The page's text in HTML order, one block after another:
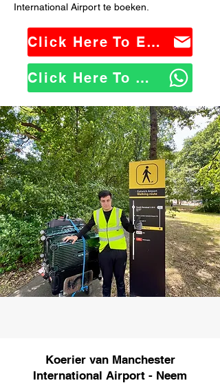
International Airport te boeken.
Click Here To Email Us
Click Here To WhatsApp Us
Koerier van Manchester
International Airport - Neem